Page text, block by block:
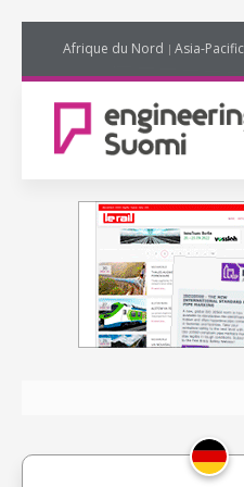
Afrique du Nord Asia-Pacific